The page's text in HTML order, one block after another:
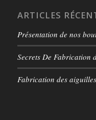
ARTICLES
Présentation de nos
Secrets De Fabrication
Fabrication des